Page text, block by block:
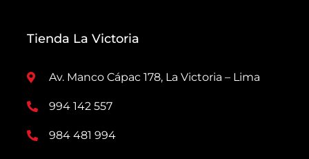
Tienda La Victoria
Av. Manco Cápac 178, La Victoria – Lima
994 142 557
984 481 994